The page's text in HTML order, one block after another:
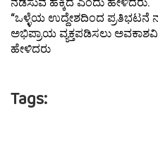
“ಒಳ್ಳೆಯ ಉದ್ದೇಶದಿಂದ ಪ್ರತಿಭಟನೆ
ಅಭಿಪ್ರಾಯ ವ್ಯಕ್ತಪಡಿಸಲು
ಹೇಳಿದರು
Tags: